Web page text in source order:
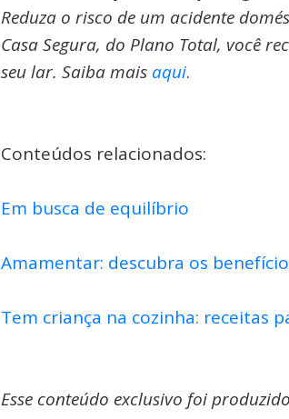
Reduza o risco de um acidente
Casa Segura, do Plano Total, você
seu lar. Saiba mais aqui.
Conteúdos relacionados:
Em busca de equilíbrio
Amamentar: descubra os
Tem criança na cozinha: receitas
Esse conteúdo exclusivo foi